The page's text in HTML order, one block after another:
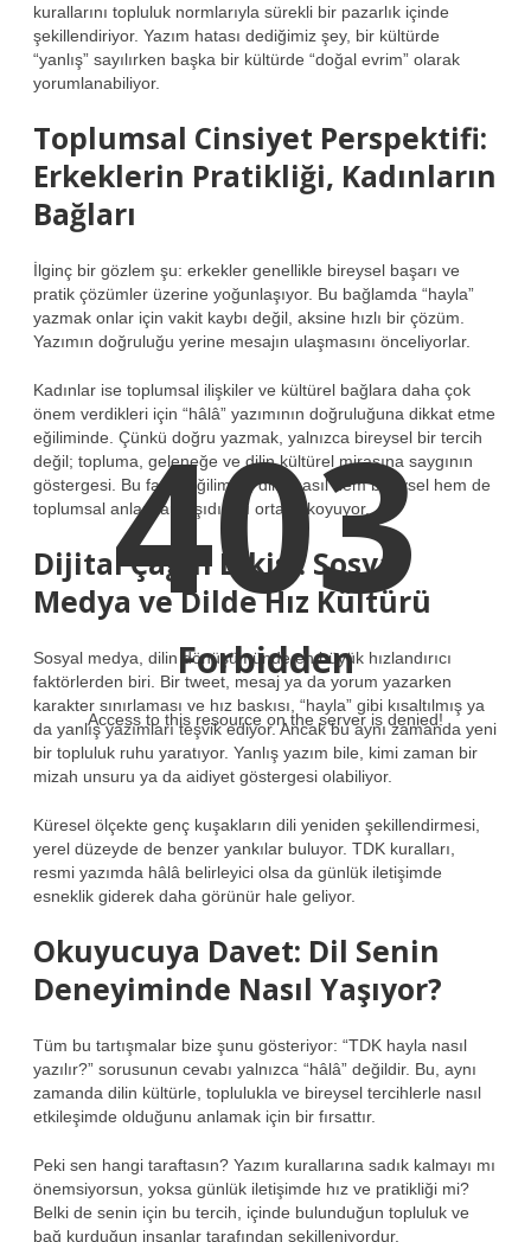
kurallarını topluluk normlarıyla sürekli bir pazarlık içinde
şekillendiriyor. Yazım hatası dediğimiz şey, bir kültürde
“yanlış” sayılırken başka bir kültürde “doğal evrim” olarak
yorumlanabiliyor.
Toplumsal Cinsiyet Perspektifi:
Erkeklerin Pratikliği, Kadınların
Bağları
İlginç bir gözlem şu: erkekler genellikle bireysel başarı ve
pratik çözümler üzerine yoğunlaşıyor. Bu bağlamda “hayla”
yazmak onlar için vakit kaybı değil, aksine hızlı bir çözüm.
Yazımın doğruluğu yerine mesajın ulaşmasını önceliyorlar.
Kadınlar ise toplumsal ilişkiler ve kültürel bağlara daha çok
önem verdikleri için “hâlâ” yazımının doğruluğuna dikkat etme
eğiliminde. Çünkü doğru yazmak, yalnızca bireysel bir tercih
değil; topluma, geleneğe ve dilin kültürel mirasına saygının
göstergesi. Bu farklı eğilimler, dilin nasıl hem bireysel hem de
toplumsal anlamlar taşıdığını ortaya koyuyor.
Dijital Çağın Etkisi: Sosyal
Medya ve Dilde Hız Kültürü
Sosyal medya, dilin dönüşümünde en büyük hızlandırıcı
faktörlerden biri. Bir tweet, mesaj ya da yorum yazarken
karakter sınırlaması ve hız baskısı, “hayla” gibi kısaltılmış ya
da yanlış yazımları teşvik ediyor. Ancak bu aynı zamanda yeni
bir topluluk ruhu yaratıyor. Yanlış yazım bile, kimi zaman bir
mizah unsuru ya da aidiyet göstergesi olabiliyor.
Küresel ölçekte genç kuşakların dili yeniden şekillendirmesi,
yerel düzeyde de benzer yankılar buluyor. TDK kuralları,
resmi yazımda hâlâ belirleyici olsa da günlük iletişimde
esneklik giderek daha görünür hale geliyor.
Okuyucuya Davet: Dil Senin
Deneyiminde Nasıl Yaşıyor?
Tüm bu tartışmalar bize şunu gösteriyor: “TDK hayla nasıl
yazılır?” sorusunun cevabı yalnızca “hâlâ” değildir. Bu, aynı
zamanda dilin kültürle, toplulukla ve bireysel tercihlerle nasıl
etkileşimde olduğunu anlamak için bir fırsattır.
Peki sen hangi taraftasın? Yazım kurallarına sadık kalmayı mı
önemsiyorsun, yoksa günlük iletişimde hız ve pratikliği mi?
Belki de senin için bu tercih, içinde bulunduğun topluluk ve
bağ kurduğun insanlar tarafından şekilleniyordur.
403
Forbidden
Access to this resource on the server is denied!